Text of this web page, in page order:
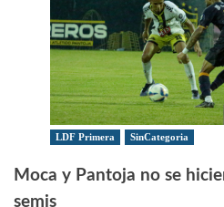
LDF Primera SinCategoria
Moca y Pantoja no se
semis